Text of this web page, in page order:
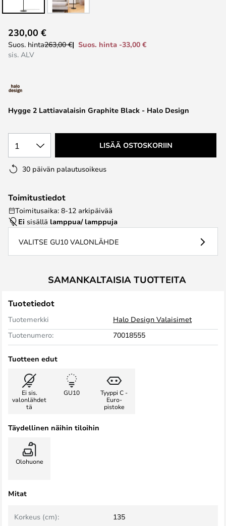
to
the
the
gallery
Hygge 2 Lattiavalaisin Graphite Black - Halo Design
230,00 €
Suos. hinta263,00 €
Suos. hinta -33,00 €
sis. ALV
1 LISÄÄ OSTOSKORIIN
30 päivän palautusoikeus
Toimitustiedot
Toimitusaika: 8-12 arkipäivää
Ei sisällä lamppua/ lamppuja
VALITSE GU10 VALONLÄHDE
SAMANKALTAISIA TUOTTEITA
Tuotetiedot
Tuotemerkki
Halo Design Valaisimet
Tuotenumero:
70018555
Tuotteen edut
Ei sis.
valonlähdet
tä
GU10
Tyyppi C -
Euro-
pistoke
Täydellinen näihin tiloihin
Olohuone
Mitat
Korkeus (cm):
135